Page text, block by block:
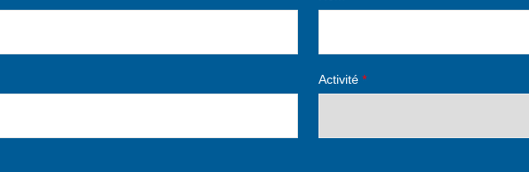
Activité*